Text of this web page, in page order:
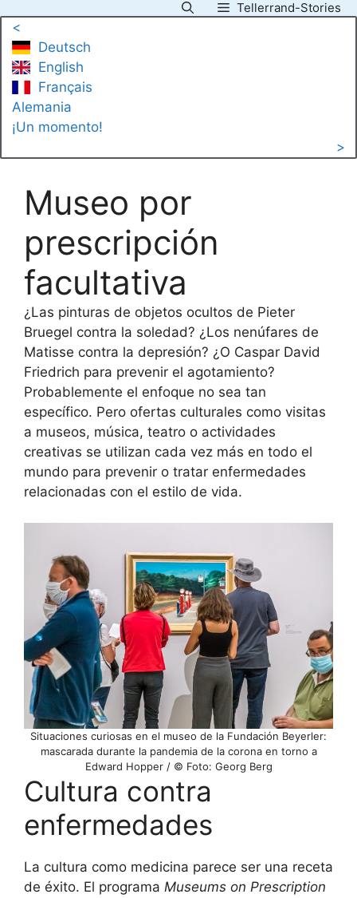
contenido
Tellerrand-Stories
<
Deutsch
English
Français
Alemania
¡Un momento!
>
Museo por
prescripción
facultativa
¿Las pinturas de objetos ocultos de Pieter
Bruegel contra la soledad? ¿Los nenúfares de
Matisse contra la depresión? ¿O Caspar David
Friedrich para prevenir el agotamiento?
Probablemente el enfoque no sea tan
específico. Pero ofertas culturales como visitas
a museos, música, teatro o actividades
creativas se utilizan cada vez más en todo el
mundo para prevenir o tratar enfermedades
relacionadas con el estilo de vida.
Situaciones curiosas en el museo de la Fundación Beyerler:
mascarada durante la pandemia de la corona en torno a
Edward Hopper / © Foto: Georg Berg
Cultura contra
enfermedades
La cultura como medicina parece ser una receta
de éxito. El programa Museums on Prescription